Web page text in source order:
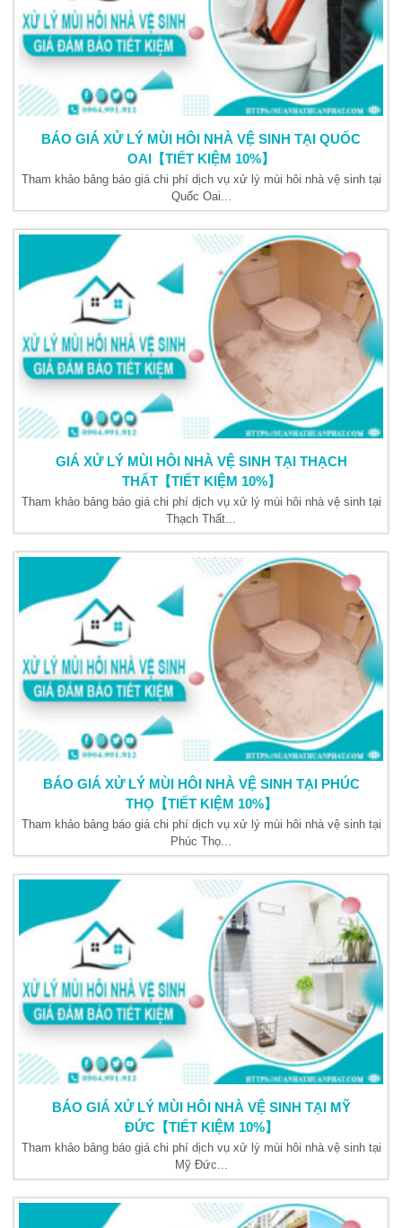
BÁO GIÁ XỬ LÝ MÙI HÔI NHÀ VỆ SINH TẠI QUỐC
OAI【TIẾT KIỆM 10%】
Tham khảo bảng báo giá chi phí dịch vụ xử lý mùi hôi nhà vệ sinh tại
Quốc Oai...
GIÁ XỬ LÝ MÙI HÔI NHÀ VỆ SINH TẠI THẠCH
THẤT【TIẾT KIỆM 10%】
Tham khảo bảng báo giá chi phí dịch vụ xử lý mùi hôi nhà vệ sinh tại
Thạch Thất...
BÁO GIÁ XỬ LÝ MÙI HÔI NHÀ VỆ SINH TẠI PHÚC
THỌ【TIẾT KIỆM 10%】
Tham khảo bảng báo giá chi phí dịch vụ xử lý mùi hôi nhà vệ sinh tại
Phúc Thọ...
BÁO GIÁ XỬ LÝ MÙI HÔI NHÀ VỆ SINH TẠI MỸ
ĐỨC【TIẾT KIỆM 10%】
Tham khảo bảng báo giá chi phí dịch vụ xử lý mùi hôi nhà vệ sinh tại
Mỹ Đức...